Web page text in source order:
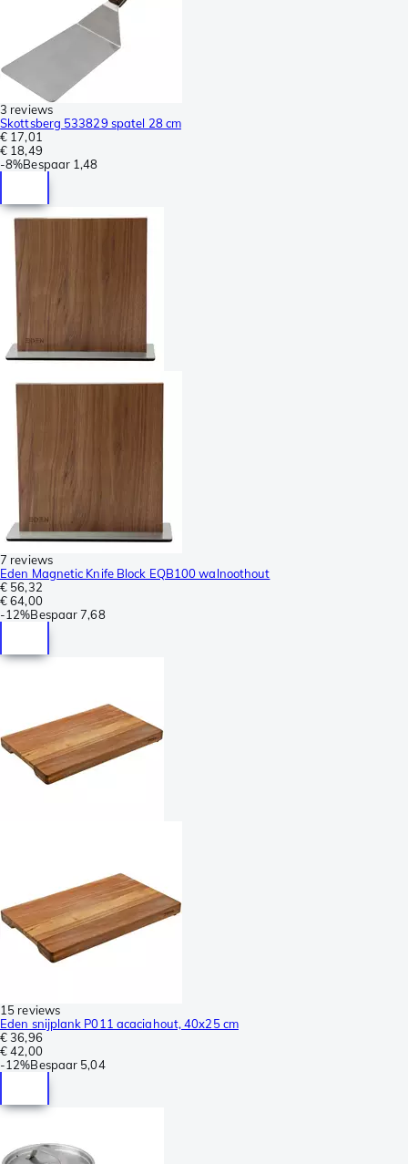
3 reviews
Skottsberg 533829 spatel 28 cm
€ 17,01
€ 18,49
-8%Bespaar 1,48
7 reviews
Eden Magnetic Knife Block EQB100 walnoothout
€ 56,32
€ 64,00
-12%Bespaar 7,68
15 reviews
Eden snijplank P011 acaciahout, 40x25 cm
€ 36,96
€ 42,00
-12%Bespaar 5,04